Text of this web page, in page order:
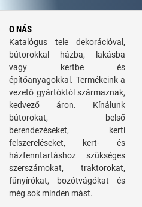
O NÁS
Katalógus tele dekorációval,
bútorokkal házba, lakásba
vagy kertbe és
építőanyagokkal. Termékeink a
vezető gyártóktól származnak,
kedvező áron. Kínálunk
bútorokat, belső
berendezéseket, kerti
felszereléseket, kert- és
házfenntartáshoz szükséges
szerszámokat, traktorokat,
fűnyírókat, bozótvágókat és
még sok minden mást.